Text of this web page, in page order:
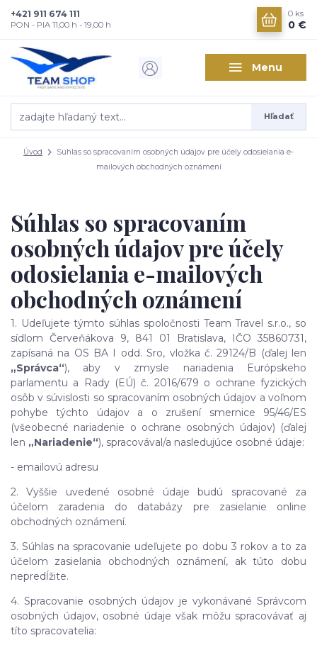
Menu
Hľadať
+421 911 674 111
PON - PIA 11,00 h - 19,00 h
0 ks
0 €
Úvod
Súhlas so spracovaním osobných údajov pre účely odosielania e-
mailových obchodných oznámení
Súhlas so spracovaním
osobných údajov pre účely
odosielania e-mailových
obchodných oznámení
1. Udeľujete týmto súhlas spoločnosti Team Travel s.r.o., so
sídlom Červeňákova 9, 841 01 Bratislava, IČO 35860731,
zapísaná na OS BA I odd. Sro, vložka č. 29124/B (ďalej len
„Správca“), aby v zmysle nariadenia Európskeho
parlamentu a Rady (EÚ) č. 2016/679 o ochrane fyzických
osôb v súvislosti so spracovaním osobných údajov a voľnom
pohybe týchto údajov a o zrušení smernice 95/46/ES
(všeobecné nariadenie o ochrane osobných údajov) (ďalej
len „Nariadenie“), spracovával/a nasledujúce osobné údaje:
- emailovú adresu
2. Vyššie uvedené osobné údaje budú spracované za
účelom zaradenia do databázy pre zasielanie online
obchodných oznámení.
3. Súhlas na spracovanie udeľujete po dobu 3 rokov a to za
účelom zasielania obchodných oznámení, ak túto dobu
nepredĺžite.
4. Spracovanie osobných údajov je vykonávané Správcom
osobných údajov, osobné údaje však môžu spracovávať aj
títo spracovatelia: